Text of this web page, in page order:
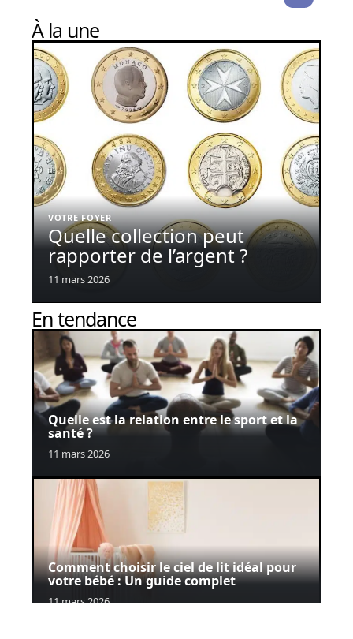
À la une
VOTRE FOYER
Quelle collection peut
rapporter de l’argent ?
11 mars 2026
En tendance
Quelle est la relation entre le sport et la
santé ?
11 mars 2026
Comment choisir le ciel de lit idéal pour
votre bébé : Un guide complet
11 mars 2026